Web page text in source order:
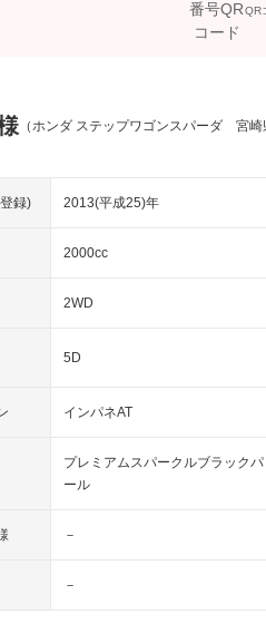
QR
（ホンダ ステップワゴンスパーダ 宮崎
録) 2013(平成25)年
2000cc
2WD
5D
インパネAT
プレミアムスパークルブラックパ
ール
－
－